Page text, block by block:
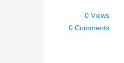
0 Views
0 Comments